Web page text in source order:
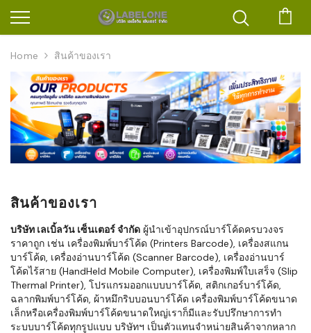
Home สินค้าของเรา
สินค้าของเรา
บริษัท เลเบิ้ลวัน เซ็นเตอร์ จำกัด ผู้นำเข้าอุปกรณ์บาร์โค้ดครบวงจร
ราคาถูก เช่น เครื่องพิมพ์บาร์โค้ด (Printers Barcode), เครื่องสแกน
บาร์โค้ด, เครื่องอ่านบาร์โค้ด (Scanner Barcode), เครื่องอ่านบาร์
โค้ดไร้สาย (HandHeld Mobile Computer), เครื่องพิมพ์ใบเสร็จ (Slip
Thermal Printer), โปรแกรมออกแบบบาร์โค้ด, สติกเกอร์บาร์โค้ด,
ฉลากพิมพ์บาร์โค้ด, ผ้าหมึกริบบอนบาร์โค้ด เครื่องพิมพ์บาร์โค้ดขนาด
เล็กหรือเครื่องพิมพ์บาร์โค้ดขนาดใหญ่เราก็มีและรับปรึกษาการทำ
ระบบบาร์โค้ดทุกรูปแบบ บริษัทฯ เป็นตัวแทนจำหน่ายสินค้าจากหลาก